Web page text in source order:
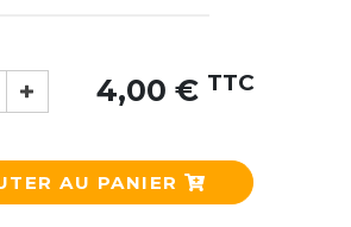
4,00 € TTC
AU PANIER